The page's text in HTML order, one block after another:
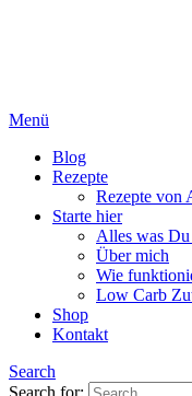
Menü
Blog
Rezepte
Rezepte von
Starte hier
Alles was
Über mich
Wie
Low Carb
Shop
Kontakt
Search
Search for: